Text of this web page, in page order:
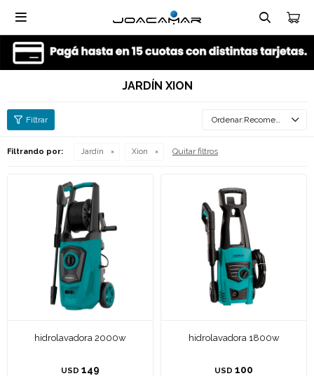

JARDÍN XION
Recomendados
Filtrando por: Jardín Xion Quitar filtros
hidrolavadora 2000w
USD 149
hidrolavadora 1800w
USD 100